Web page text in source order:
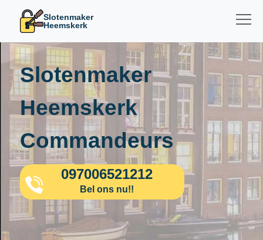
Slotenmaker
Heemskerk
Slotenmaker
Heemskerk
Commandeurs
097006521212
Bel ons nu!!